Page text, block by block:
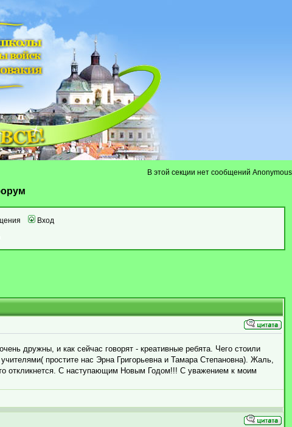
В этой секции нет сообщений Anonymous
Вход
дружны, и как сейчас говорят - креативные ребята. Чего стоили
простите нас Эрна Григорьевна и Тамара Степановна). Жаль,
откликнется. С наступающим Новым Годом!!! С уважением к моим